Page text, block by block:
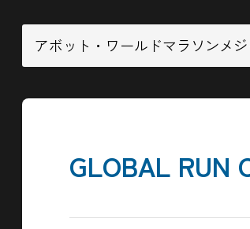
アボット・ワールドマラソンメ
GLOBAL RUN